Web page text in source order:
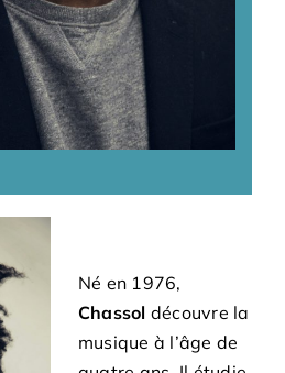
Né en 1976,
Chassol découvre la
musique à l’âge de